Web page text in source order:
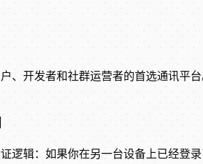
、开发者和社群运营者的首选通讯平
逻辑：如果你在另一台设备上已经登